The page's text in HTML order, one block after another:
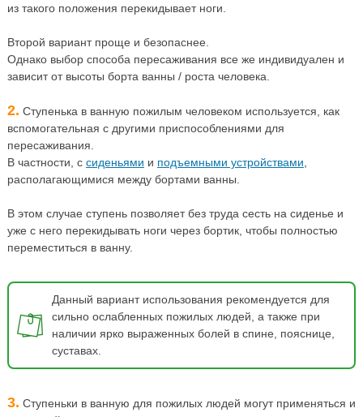
из такого положения перекидывает ноги.
Второй вариант проще и безопаснее.
Однако выбор способа пересаживания все же индивидуален и
зависит от высоты борта ванны / роста человека.
2. Ступенька в ванную пожилым человеком используется, как
вспомогательная с другими приспособлениями для
пересаживания.
В частности, с сиденьями и подъемными устройствами
располагающимися между бортами ванны.
В этом случае ступень позволяет без труда сесть на сиденье и
уже с него перекидывать ноги через бортик, чтобы полностью
переместиться в ванну.
Данный вариант использования рекомендуется для
сильно ослабленных пожилых людей, а также при
наличии ярко выраженных болей в спине, пояснице,
суставах.
3. Ступеньки в ванную для пожилых людей могут применяться и